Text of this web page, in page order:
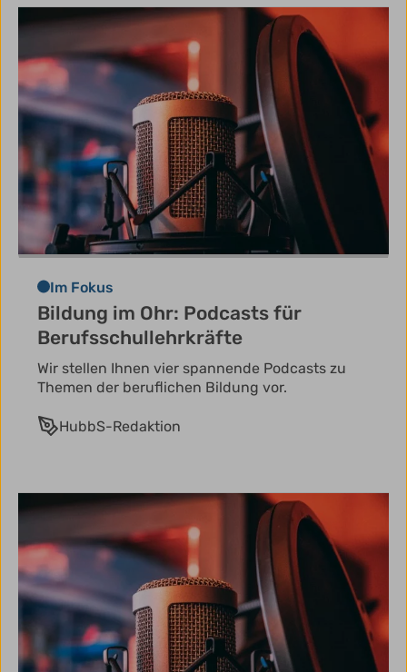
Im Fokus
Bildung im Ohr: Podcasts für
Berufsschullehrkräfte
Wir stellen Ihnen vier spannende Podcasts zu
Themen der beruflichen Bildung vor.
HubbS-Redaktion